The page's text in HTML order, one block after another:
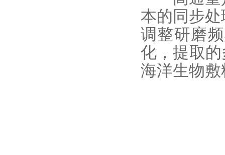
本的同步
调整研磨
化，提取
海洋生物敷